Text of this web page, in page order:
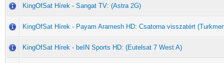
KingOfSat Hírek - Sangat TV: (Astra 2G)
KingOfSat Hírek - Payam Aramesh HD: Csatorna visszatért
KingOfSat Hírek - beIN Sports HD: (Eutelsat 7 West A)